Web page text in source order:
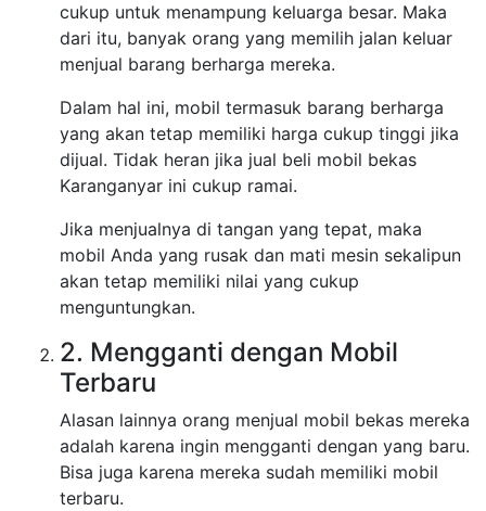
cukup untuk menampung keluarga besar. Maka
dari itu, banyak orang yang memilih jalan keluar
menjual barang berharga mereka.
Dalam hal ini, mobil termasuk barang berharga
yang akan tetap memiliki harga cukup tinggi jika
dijual. Tidak heran jika jual beli mobil bekas
Karanganyar ini cukup ramai.
Jika menjualnya di tangan yang tepat, maka
mobil Anda yang rusak dan mati mesin sekalipun
akan tetap memiliki nilai yang cukup
menguntungkan.
2. Mengganti dengan Mobil
Terbaru
Alasan lainnya orang menjual mobil bekas mereka
adalah karena ingin mengganti dengan yang baru.
Bisa juga karena mereka sudah memiliki mobil
terbaru.